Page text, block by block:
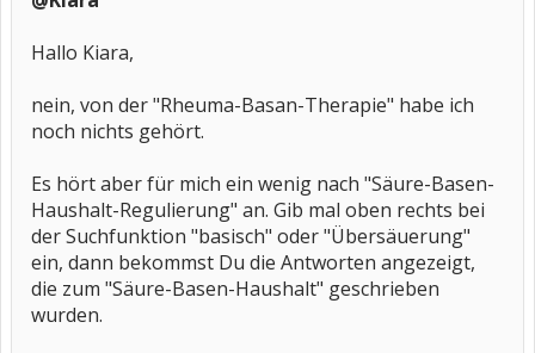
Hallo Kiara,
nein, von der "Rheuma-Basan-Therapie" habe ich
noch nichts gehört.
Es hört aber für mich ein wenig nach "Säure-Basen-
Haushalt-Regulierung" an. Gib mal oben rechts bei
der Suchfunktion "basisch" oder "Übersäuerung"
ein, dann bekommst Du die Antworten angezeigt,
die zum "Säure-Basen-Haushalt" geschrieben
wurden.